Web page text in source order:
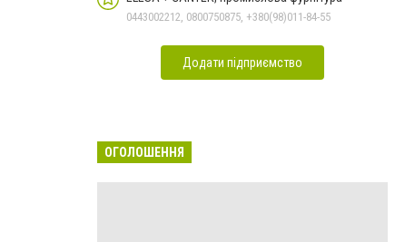
0443002212, 0800750875, +380(98)011-84-55
Додати підприємство
ОГОЛОШЕННЯ